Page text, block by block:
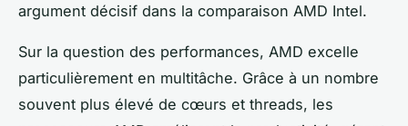
argument décisif dans la comparaison AMD Intel.
Sur la question des performances, AMD excelle
particulièrement en multitâche. Grâce à un nombre
souvent plus élevé de cœurs et threads, les